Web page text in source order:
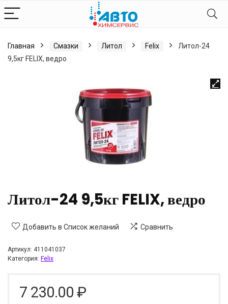
Главная Смазки Литол Felix
Литол-24
9,5кг FELIX, ведро
Литол-24 9,5кг FELIX, ведро
Добавить в Список желаний Сравнить
Артикул: 411041037
Категория: Felix
7 230.00 ₽